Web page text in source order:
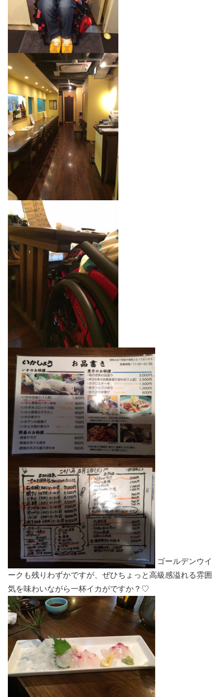
ゴールデンウイ
ークも残りわずかですが、ぜひちょっと高級感溢れる雰囲
気を味わいながら一杯イカがですか？♡